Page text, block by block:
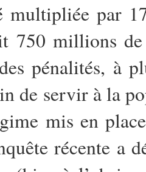
multipliée par
750 millions
pénalités, à
de servir à la
mis en
récente a